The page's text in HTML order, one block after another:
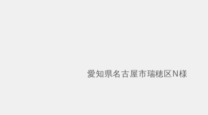
愛知県名古屋市瑞穂区 N様